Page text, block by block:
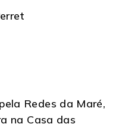
Redes da Maré,
na Casa das